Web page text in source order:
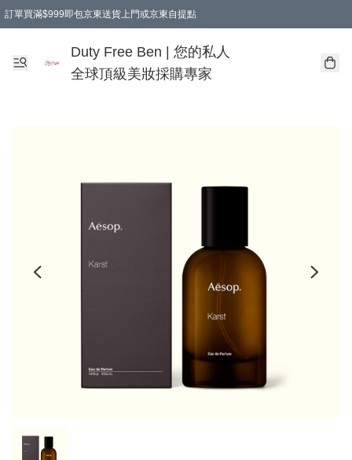
訂單買滿$999即包京東送貨上門或京東自提點
Duty Free Ben | 您的私人
全球頂級美妝採購專家